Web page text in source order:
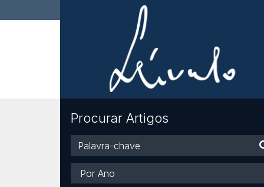
Procurar Artigos
Palavra-
chave
Ano